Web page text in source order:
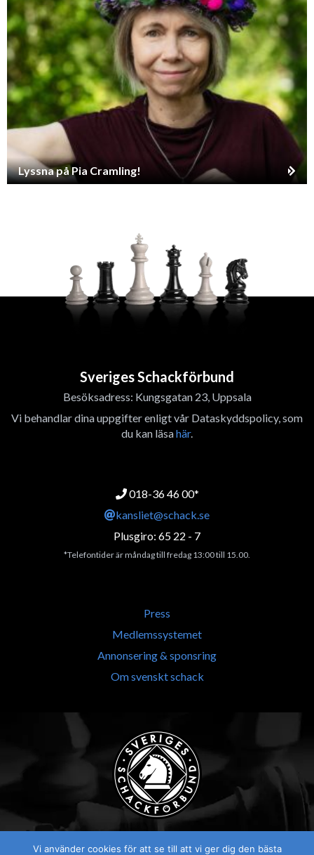
Lyssna på Pia Cramling!
Sveriges Schackförbund
Besöksadress: Kungsgatan 23, Uppsala
Vi behandlar dina uppgifter enligt vår Dataskyddspolicy, som
du kan läsahär.
018-36 46 00*
kansliet@schack.se
Plusgiro: 65 22 - 7
*Telefontider är måndag till fredag 13:00 till 15.00.
Press
Medlemssystemet
Annonsering & sponsring
Om svenskt schack
Vi använder cookies för att se till att vi ger dig den bästa